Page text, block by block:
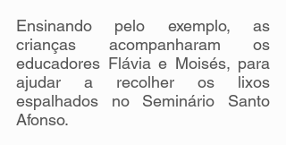
Ensinando pelo exemplo, as
crianças acompanharam os
educadores Flávia e Moisés, para
ajudar a recolher os lixos
espalhados no Seminário Santo
Afonso.